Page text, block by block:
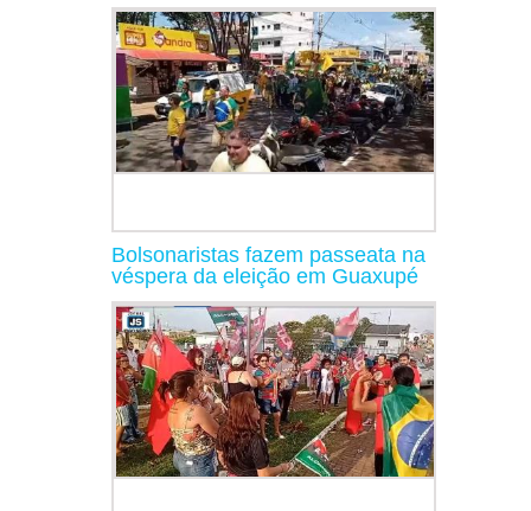
Bolsonaristas fazem passeata na
véspera da eleição em Guaxupé